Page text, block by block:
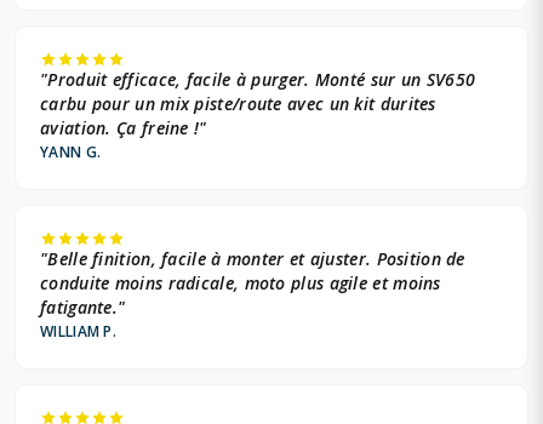
"Produit efficace, facile à purger. Monté sur un SV650
carbu pour un mix piste/route avec un kit durites
aviation. Ça freine !"
YANN G.
"Belle finition, facile à monter et ajuster. Position de
conduite moins radicale, moto plus agile et moins
fatigante."
WILLIAM P.